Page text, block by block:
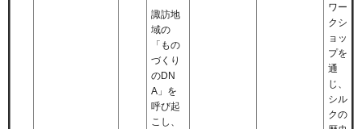
諏訪地
域の
「もの
づくり
のDN
A」を
呼び起
こし、
ワー
クシ
ョッ
プを
通
じ、
シル
クの